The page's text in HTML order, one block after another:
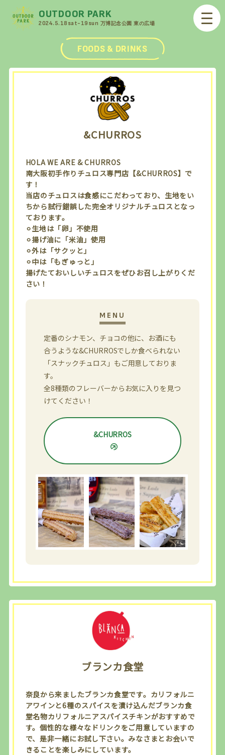
OUTDOOR PARK
2024.5.18sat-19sun 万博記念公園 東の広場
FOODS & DRINKS
&CHURROS
HOLA WE ARE & CHURROS
南大阪初手作りチュロス専門店【&CHURROS】で
す！
当店のチュロスは食感にこだわっており、生地をい
ちから試行錯誤した完全オリジナルチュロスとなっ
ております。
⚪︎生地は「卵」不使用
⚪︎揚げ油に「米油」使用
⚪︎外は「サクッと」
⚪︎中は「もぎゅっと」
揚げたておいしいチュロスをぜひお召し上がりくだ
さい！
定番のシナモン、チョコの他に、お酒にも
合うような&CHURROSでしか食べられない
「スナックチュロス」もご用意しておりま
す。
全8種類のフレーバーからお気に入りを見つ
けてください！
&CHURROS
ブランカ食堂
奈良から来ましたブランカ食堂です。カリフォルニ
アワインと6種のスパイスを漬け込んだブランカ食
堂名物カリフォルニアスパイスチキンがおすすめで
す。個性的な様々なドリンクをご用意していますの
で、是非一緒にお試し下さい。みなさまとお会いで
きることを楽しみにしています。